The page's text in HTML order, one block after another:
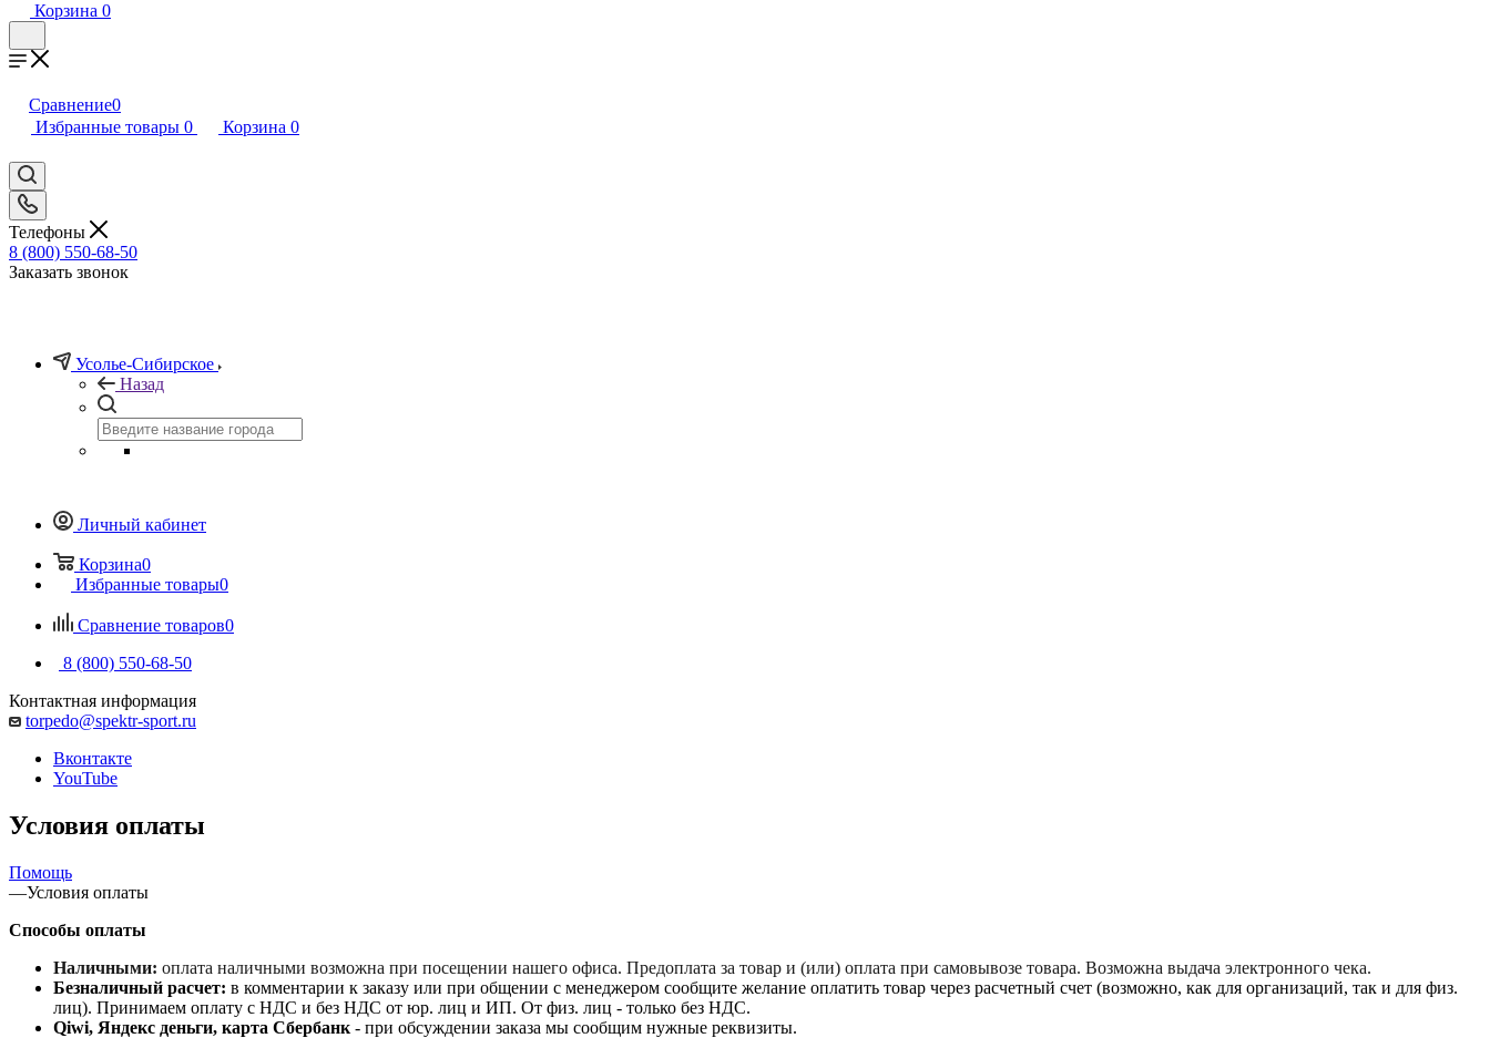
Корзина 0
Сравнение0
Избранные товары 0 Корзина 0
Телефоны
8 (800) 550-68-50
Заказать звонок
Усолье-Сибирское
Назад
Личный кабинет
Корзина0
Избранные товары0
Сравнение товаров0
8 (800) 550-68-50
Контактная информация
torpedo@spektr-sport.ru
Вконтакте
YouTube
Условия оплаты
Помощь
—Условия оплаты
Способы оплаты
Наличными: оплата наличными возможна при посещении нашего офиса. Предоплата за товар и (или) оплата при самовывозе товара. Возможна выдача электронного чека.
Безналичный расчет: в комментарии к заказу или при общении с менеджером сообщите желание оплатить товар через расчетный счет (возможно, как для организаций, так и для физ.
лиц). Принимаем оплату с НДС и без НДС от юр. лиц и ИП. От физ. лиц - только без НДС.
Qiwi, Яндекс деньги, карта Сбербанк - при обсуждении заказа мы сообщим нужные реквизиты.